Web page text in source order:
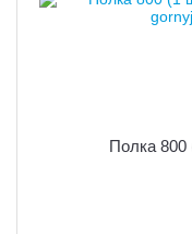
Полка 800